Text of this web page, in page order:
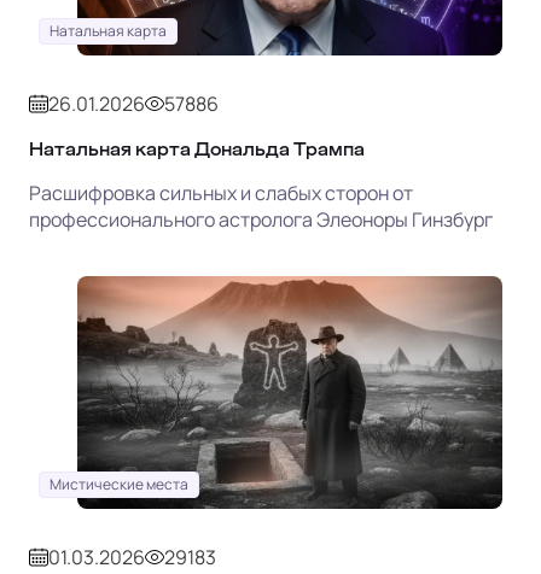
Натальная карта
26.01.2026 57886
Натальная карта Дональда Трампа
Расшифровка сильных и слабых сторон от
профессионального астролога Элеоноры Гинзбург
Мистические места
01.03.2026 29183